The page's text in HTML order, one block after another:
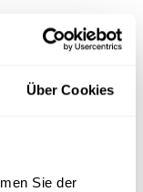
Über Cookies
Sie der